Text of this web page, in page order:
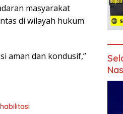
masyarakat
di wilayah hukum
aman dan kondusif,”